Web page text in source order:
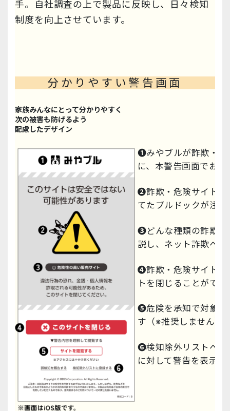
手。自社調査の上で製品に反映し、日々検知
制度を向上させています。
分かりやすい警告画面
家族みんなにとって分かりやすく
次の被害も防げるよう
配慮したデザイン
❶みやブルが詐欺・
に、本警告画面でお
❷詐欺・危険サイト
てたブルドックが注
❸どんな種類の詐欺
説し、ネット詐欺へ
❹詐欺・危険サイト
トを閉じることができ
❺危険を承知で対象
す（※推奨しません）
❻検知除外リストへ
に対して警告を表示